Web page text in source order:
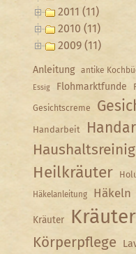
2011 (11)
2010 (11)
2009 (11)
Anleitung antike
Essig Flohmarktfunde
Gesichtscreme
Handarbeit
Heilkräuter
Häkelanleitung Häkeln
Kräuter
Körperpflege